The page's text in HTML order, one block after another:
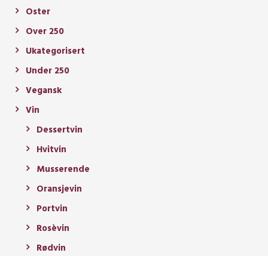
Oster
Over 250
Ukategorisert
Under 250
Vegansk
Vin
Dessertvin
Hvitvin
Musserende
Oransjevin
Portvin
Rosèvin
Rødvin